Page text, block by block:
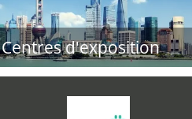
Centres d'exposition